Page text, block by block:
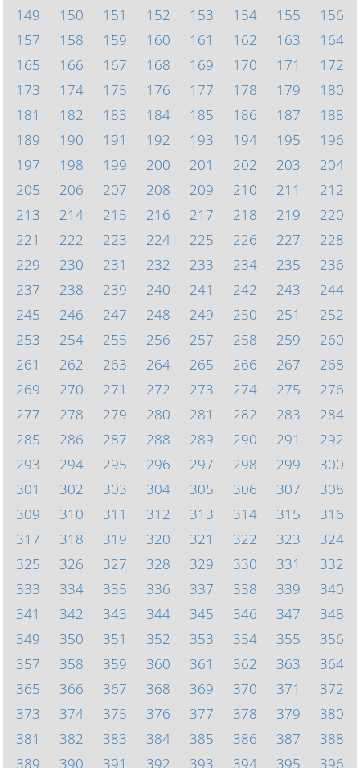
149
150 151 152 153 154 155
156
157
158 159 160 161 162 163
164
165
166 167 168 169 170 171
172
173
174 175 176 177 178 179
180
181
182 183 184 185 186 187
188
189
190 191 192 193 194 195
196
197
198 199 200 201 202 203
204
205
206 207 208 209 210 211
212
213
214 215 216 217 218 219
220
221
222 223 224 225 226 227
228
229
230 231 232 233 234 235
236
237
238 239 240 241 242 243
244
245
246 247 248 249 250 251
252
253
254 255 256 257 258 259
260
261
262 263 264 265 266 267
268
269
270 271 272 273 274 275
276
277
278 279 280 281 282 283
284
285
286 287 288 289 290 291
292
293
294 295 296 297 298 299
300
301
302 303 304 305 306 307
308
309
310 311 312 313 314 315
316
317
318 319 320 321 322 323
324
325
326 327 328 329 330 331
332
333
334 335 336 337 338 339
340
341
342 343 344 345 346 347
348
349
350 351 352 353 354 355
356
357
358 359 360 361 362 363
364
365
366 367 368 369 370 371
372
373
374 375 376 377 378 379
380
381
382 383 384 385 386 387
388
389
390 391 392 393 394 395 396